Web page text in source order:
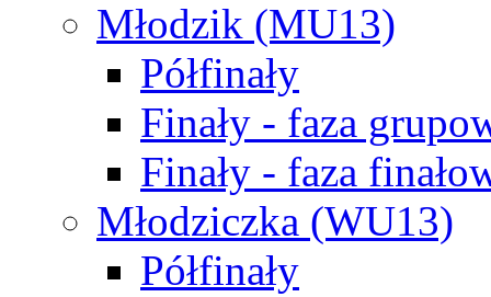
Młodzik (MU13)
Półfinały
Finały - faza
Finały - faza
Młodziczka (WU13)
Półfinały